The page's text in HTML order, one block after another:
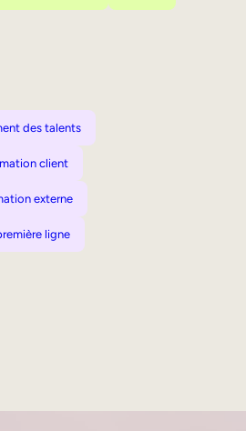
des talents
client
externe
ligne